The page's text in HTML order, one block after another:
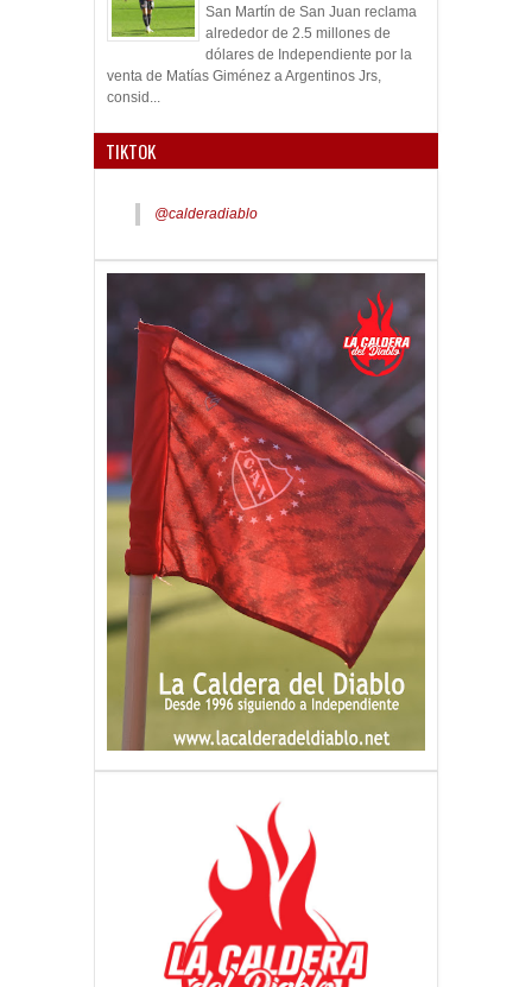
San Martín de San Juan reclama
alrededor de 2.5 millones de
dólares de Independiente por la
venta de Matías Giménez a Argentinos Jrs,
consid...
TIKTOK
@calderadiablo